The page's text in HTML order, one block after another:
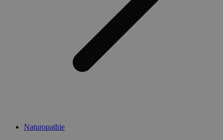
Naturopathie